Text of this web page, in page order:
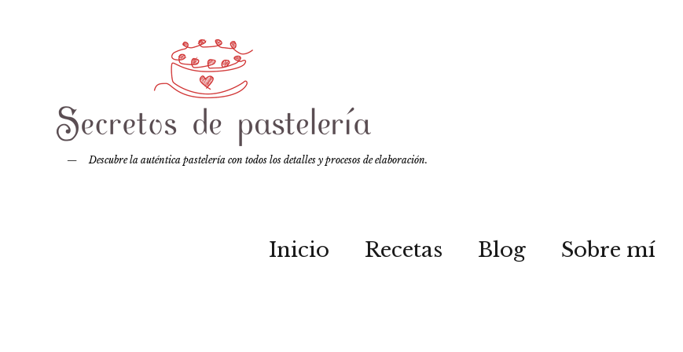
Descubre la auténtica pastelería con todos los detalles y procesos de elaboración.
Inicio Recetas Blog Sobre mí